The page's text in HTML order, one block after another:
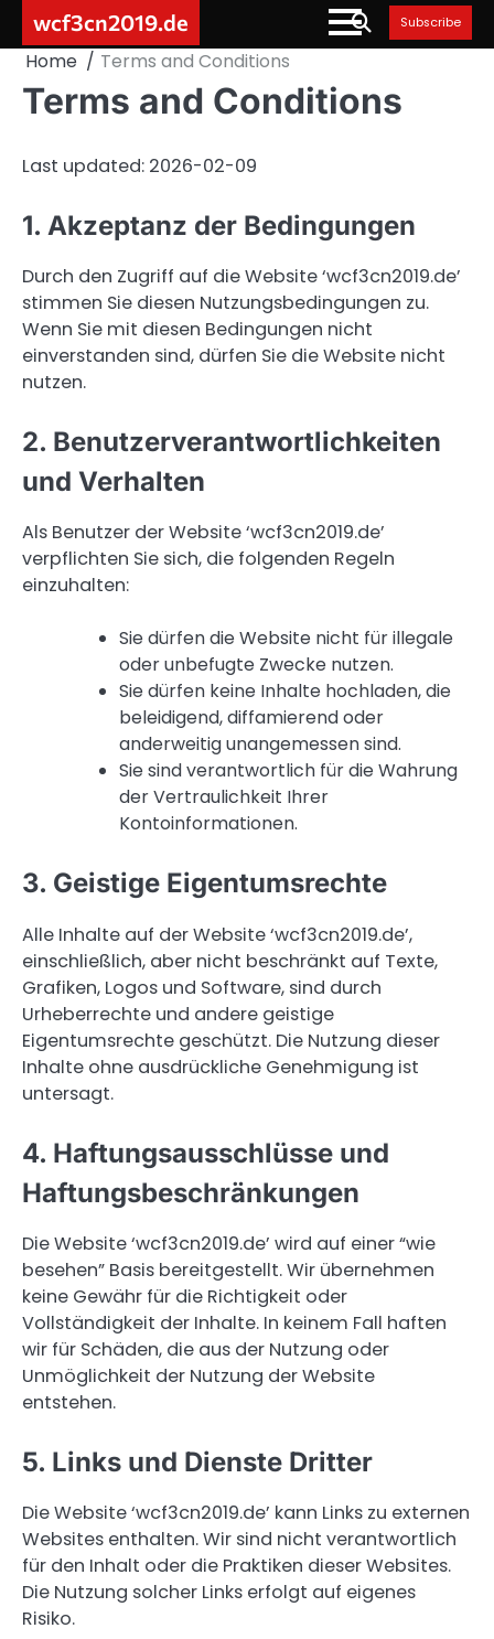
content
wcf3cn2019.de Subscribe
Home Terms and Conditions
Terms and Conditions
Last updated: 2026-02-09
1. Akzeptanz der Bedingungen
Durch den Zugriff auf die Website ‘wcf3cn2019.de’
stimmen Sie diesen Nutzungsbedingungen zu.
Wenn Sie mit diesen Bedingungen nicht
einverstanden sind, dürfen Sie die Website nicht
nutzen.
2. Benutzerverantwortlichkeiten
und Verhalten
Als Benutzer der Website ‘wcf3cn2019.de’
verpflichten Sie sich, die folgenden Regeln
einzuhalten:
Sie dürfen die Website nicht für illegale
oder unbefugte Zwecke nutzen.
Sie dürfen keine Inhalte hochladen, die
beleidigend, diffamierend oder
anderweitig unangemessen sind.
Sie sind verantwortlich für die Wahrung
der Vertraulichkeit Ihrer
Kontoinformationen.
3. Geistige Eigentumsrechte
Alle Inhalte auf der Website ‘wcf3cn2019.de’,
einschließlich, aber nicht beschränkt auf Texte,
Grafiken, Logos und Software, sind durch
Urheberrechte und andere geistige
Eigentumsrechte geschützt. Die Nutzung dieser
Inhalte ohne ausdrückliche Genehmigung ist
untersagt.
4. Haftungsausschlüsse und
Haftungsbeschränkungen
Die Website ‘wcf3cn2019.de’ wird auf einer “wie
besehen” Basis bereitgestellt. Wir übernehmen
keine Gewähr für die Richtigkeit oder
Vollständigkeit der Inhalte. In keinem Fall haften
wir für Schäden, die aus der Nutzung oder
Unmöglichkeit der Nutzung der Website
entstehen.
5. Links und Dienste Dritter
Die Website ‘wcf3cn2019.de’ kann Links zu externen
Websites enthalten. Wir sind nicht verantwortlich
für den Inhalt oder die Praktiken dieser Websites.
Die Nutzung solcher Links erfolgt auf eigenes
Risiko.